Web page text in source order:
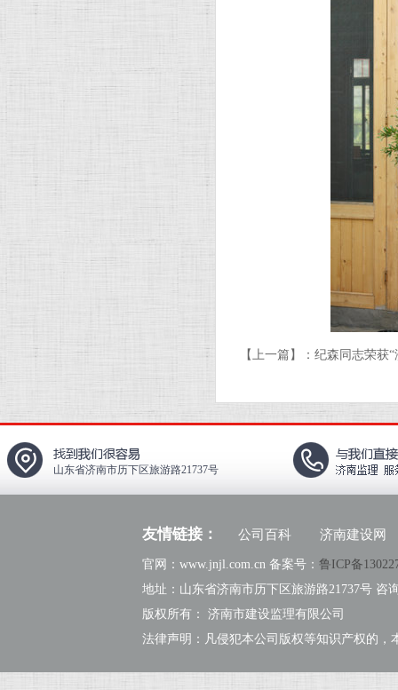
【上一篇】： 纪森同志荣获
山东省济南市历下区旅游路21737号
友情链接： 公司百科 济南建设网
官网：www.jnjl.com.cn 备案号： 鲁ICP备
地址：山东省济南市历下区旅游路21737号 咨
版权所有： 济南市建设监理有限公司
法律声明：凡侵犯本公司版权等知识产权的，